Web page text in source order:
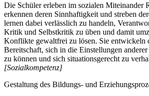
Die Schüler erleben im sozialen Miteinander
erkennen deren Sinnhaftigkeit und streben
lernen dabei verlässlich zu handeln,
Kritik und Selbstkritik zu üben und damit
Konflikte gewaltfrei zu lösen. Sie entwickeln
Bereitschaft, sich in die Einstellungen
zu können und sich situationsgerecht zu
[Sozialkompetenz]
Gestaltung des Bildungs- und